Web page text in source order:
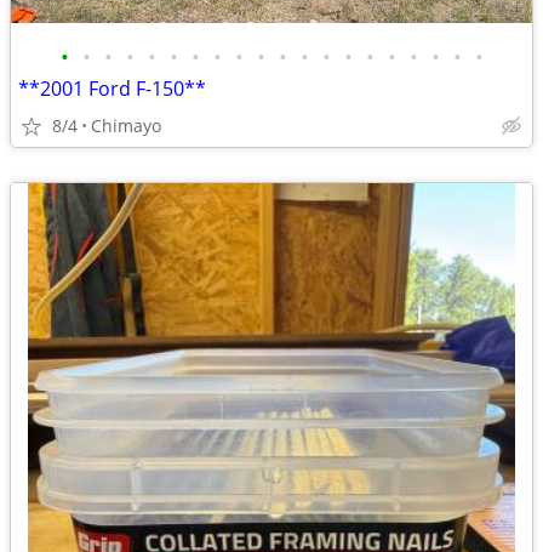
• • • • • • • • • • • • • • • • • • • •
**2001 Ford F-150**
8/4 Chimayo